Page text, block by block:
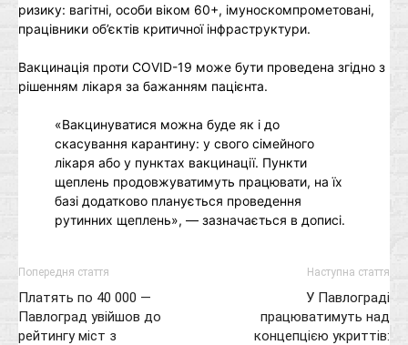
ризику: вагітні, особи віком 60+, імуноскомпрометовані,
працівники об’єктів критичної інфраструктури.
Вакцинація проти COVID-19 може бути проведена згідно з
рішенням лікаря за бажанням пацієнта.
«Вакцинуватися можна буде як і до
скасування карантину: у свого сімейного
лікаря або у пунктах вакцинації. Пункти
щеплень продовжуватимуть працювати, на їх
базі додатково планується проведення
рутинних щеплень», — зазначається в дописі.
Попередня стаття
Платять по 40 000 —
Павлоград увійшов до
рейтингу міст з
Наступна стаття
У Павлограді
працюватимуть над
концепцією укриттів: